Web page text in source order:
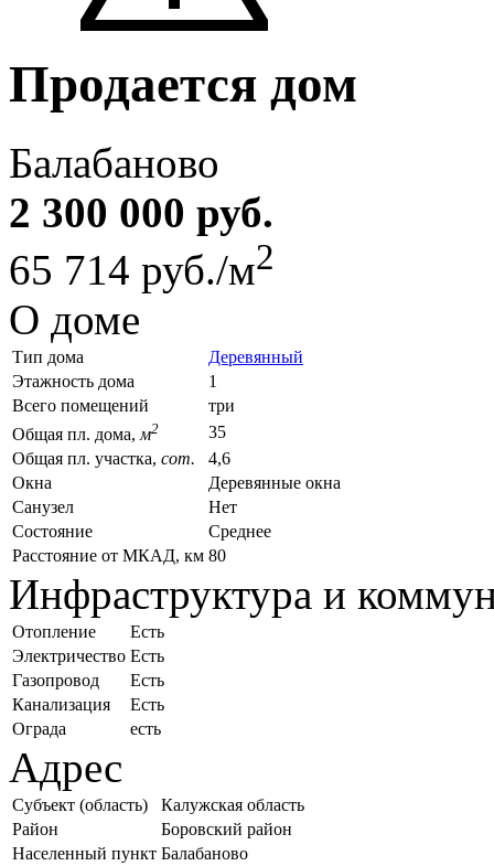
Продается дом
Балабаново
2 300 000 руб.
65 714 руб./м2
О доме
Тип дома
Деревянный
Этажность дома
1
Всего помещений
три
Общая пл. дома, м2
35
Общая пл. участка, сот.
4,6
Окна
Деревянные окна
Санузел
Нет
Состояние
Среднее
Расстояние от МКАД, км 80
Инфраструктура и
Отопление
Есть
Электричество Есть
Газопровод
Есть
Канализация
Есть
Ограда
есть
Адрес
Субъект (область)
Калужская область
Район
Боровский район
Населенный пункт Балабаново